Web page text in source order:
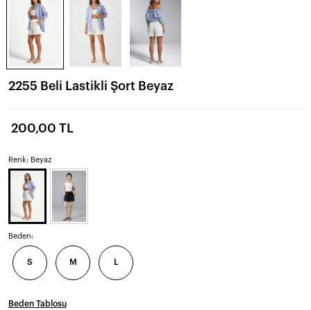
2255 Beli Lastikli Şort Beyaz
200,00 TL
Renk: Beyaz
Beden:
S M L
Beden Tablosu